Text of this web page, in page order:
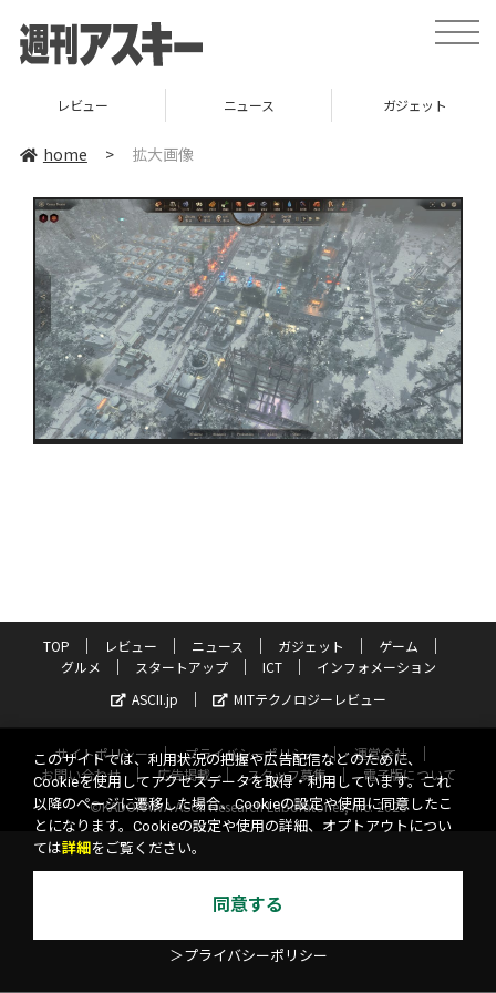
toggle
レビュー ニュース ガジェット
home > 拡大画像
TOP レビュー ニュース ガジェット
ゲーム
グルメ
スタートアップ ICT
インフォメーション
ASCII.jp
MITテクノロジーレビュー
サイトポリシー プライバシーポリシー
運営会社
お問い合わせ
広告掲載 スタッフ募集
電子版について
©KADOKAWA ASCII Research Laboratories, Inc. 2026
このサイトでは、利用状況の把握や広告配信などのために、
Cookieを使用してアクセスデータを取得・利用しています。これ
以降のページに遷移した場合、Cookieの設定や使用に同意したこ
とになります。Cookieの設定や使用の詳細、オプトアウトについ
ては詳細 をご覧ください。
同意する
＞プライバシーポリシー